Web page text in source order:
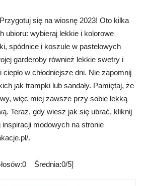
się na wiosnę 2023! Oto kilka
ubioru: wybieraj lekkie i kolorowe
spódnice i koszule w pastelowych
garderoby również lekkie swetry i
w chłodniejsze dni. Nie zapomnij
jak trampki lub sandały. Pamiętaj, że
więc miej zawsze przy sobie lekką
Teraz, gdy wiesz jak się ubrać, kliknij
modowych na stronie
.
Średnia:0/5]